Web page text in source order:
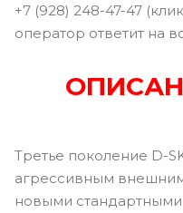
+7 (928) 248-47-47
оператор ответит на
Третье поколение D-
агрессивным
новыми